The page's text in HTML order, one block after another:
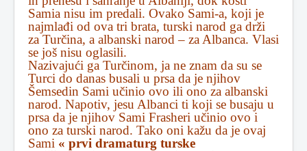
Samia nisu im predali. Ovako Sami-a, koji je
najmlađi od ova tri brata, turski narod ga drži
za Turčina, a albanski narod – za Albanca. Vlasi
se još nisu oglasili.
Nazivajući ga Turčinom, ja ne znam da su se
Turci do danas busali u prsa da je njihov
Šemsedin Sami učinio ovo ili ono za albanski
narod. Napotiv, jesu Albanci ti koji se busaju u
prsa da je njihov Sami Frasheri učinio ovo i
ono za turski narod. Tako oni kažu da je ovaj
Sami « prvi dramaturg turske